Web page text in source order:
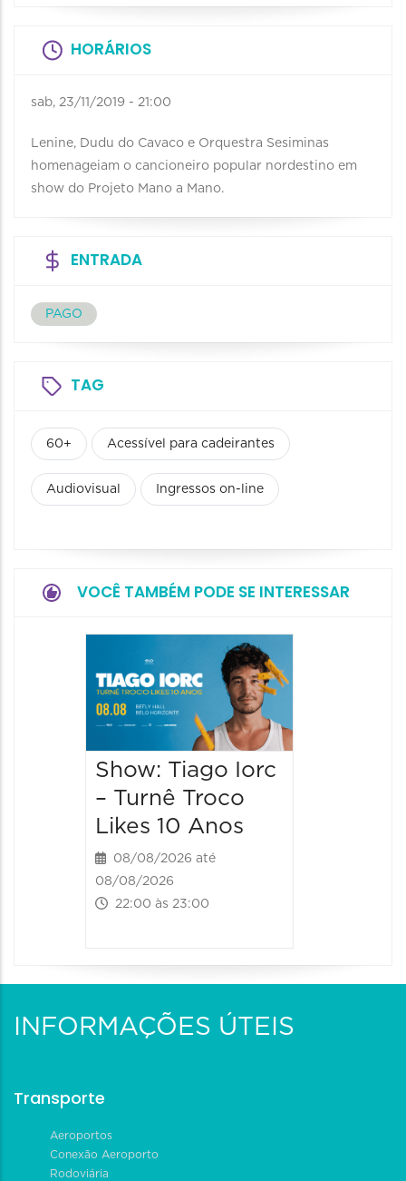
HORÁRIOS
sab, 23/11/2019 - 21:00
Lenine, Dudu do Cavaco e Orquestra Sesiminas
homenageiam o cancioneiro popular nordestino em
show do Projeto Mano a Mano.
ENTRADA
PAGO
TAG
60+ Acessível para cadeirantes
Audiovisual Ingressos on-line
VOCÊ TAMBÉM PODE SE INTERESSAR
Show: Tiago Iorc
– Turnê Troco
Likes 10 Anos
08/08/2026 até
08/08/2026
22:00 às 23:00
INFORMAÇÕES ÚTEIS
Transporte
Aeroportos
Conexão Aeroporto
Rodoviária